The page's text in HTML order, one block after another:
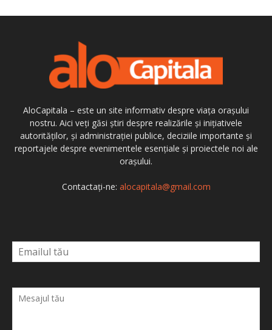
AloCapitala – este un site informativ despre viața orașului
nostru. Aici veți găsi știri despre realizările și inițiativele
autorităților, și administrației publice, deciziile importante și
reportajele despre evenimentele esențiale și proiectele noi ale
orașului.
Contactați-ne: alocapitala@gmail.com